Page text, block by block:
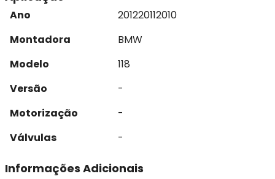
Ano 201220112010
Montadora
BMW
Modelo
118
Versão
-
Motorização
-
Válvulas
-
Informações Adicionais